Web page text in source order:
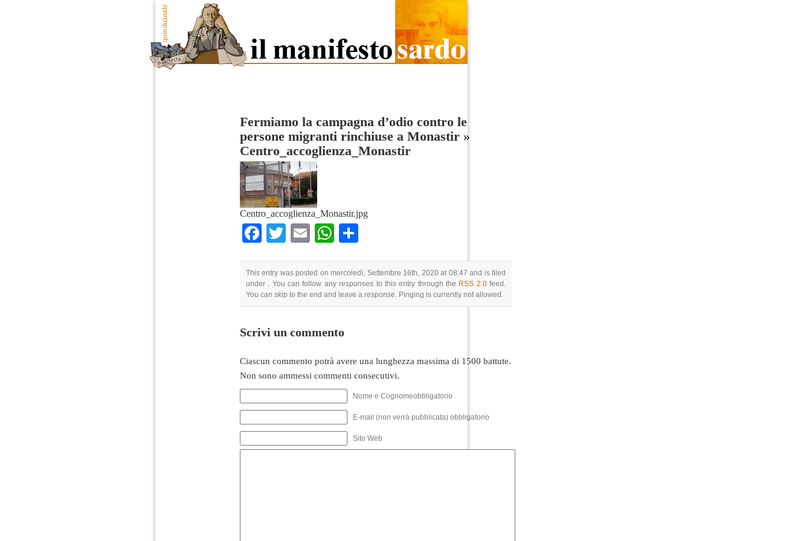
Fermiamo la campagna d’odio contro le
persone migranti rinchiuse a Monastir »
Centro_accoglienza_Monastir
Centro_accoglienza_Monastir.jpg
Facebook
TwitterEmailWhatsApp
This entry was posted on mercoledì, Settembre 16th, 2020 at 08:47 and is filed
under . You can follow any responses to this entry through the RSS 2.0feed.
You can skip to the end and leave a response. Pinging is currently not allowed.
Scrivi un commento
Ciascun commento potrà avere una lunghezza massima di 1500 battute.
Non sono ammessi commenti consecutivi.
Nome e Cognomeobbligatorio
E-mail (non verrà pubblicata) obbligatorio
Sito Web